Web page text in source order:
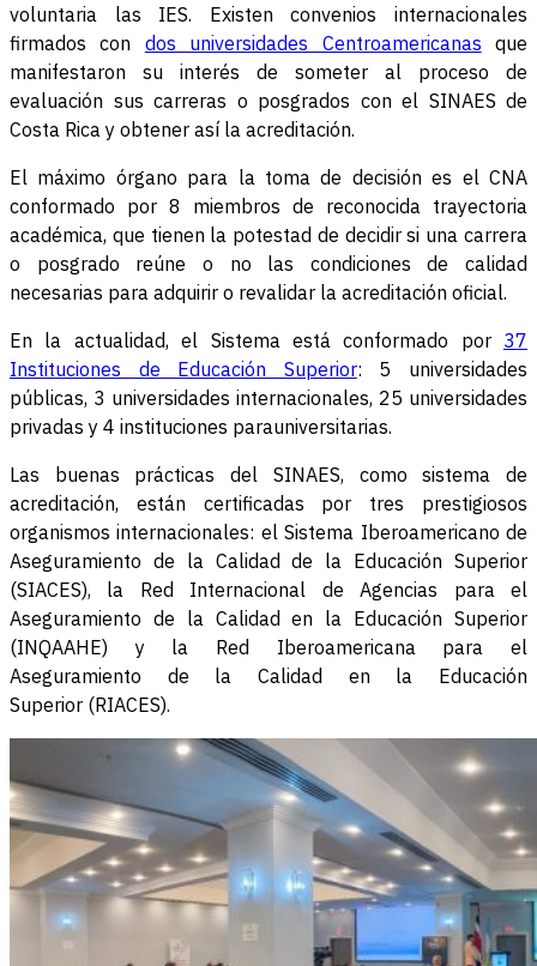
voluntaria las IES. Existen convenios internacionales
firmados con dos universidades Centroamericanas que
manifestaron su interés de someter al proceso de
evaluación sus carreras o posgrados con el SINAES de
Costa Rica y obtener así la acreditación.
El máximo órgano para la toma de decisión es el CNA
conformado por 8 miembros de reconocida trayectoria
académica, que tienen la potestad de decidir si una carrera
o posgrado reúne o no las condiciones de calidad
necesarias para adquirir o revalidar la acreditación oficial.
En la actualidad, el Sistema está conformado por 37
Instituciones de Educación Superior: 5 universidades
públicas, 3 universidades internacionales, 25 universidades
privadas y 4 instituciones parauniversitarias.
Las buenas prácticas del SINAES, como sistema de
acreditación, están certificadas por tres prestigiosos
organismos internacionales: el Sistema Iberoamericano de
Aseguramiento de la Calidad de la Educación Superior
(SIACES), la Red Internacional de Agencias para el
Aseguramiento de la Calidad en la Educación Superior
(INQAAHE) y la Red Iberoamericana para el
Aseguramiento de la Calidad en la Educación
Superior (RIACES).